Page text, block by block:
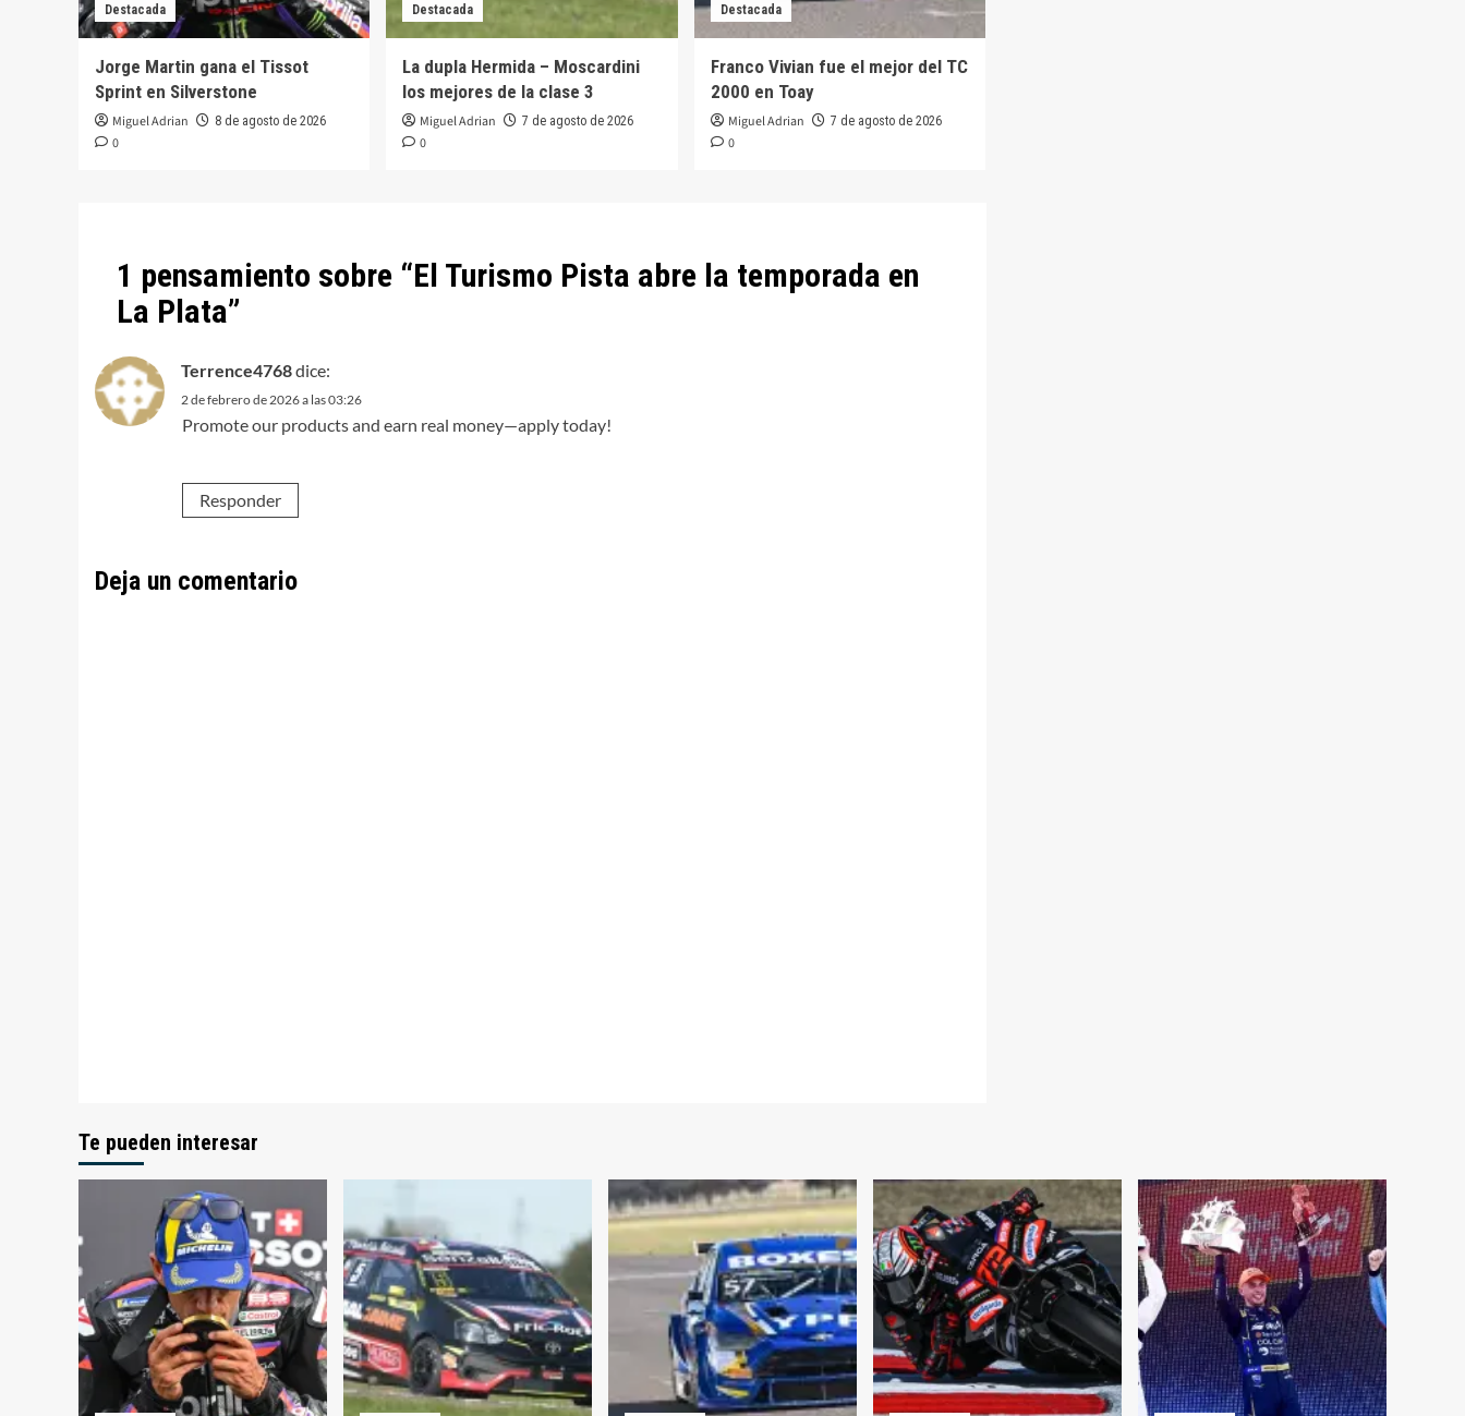
Destacada
Jorge Martin gana el Tissot
Sprint en Silverstone
Miguel Adrian 8 de agosto de 2026
0
Destacada
La dupla Hermida – Moscardini
los mejores de la clase 3
Miguel Adrian 7 de agosto de 2026
0
Destacada
Franco Vivian fue el mejor del TC
2000 en Toay
Miguel Adrian 7 de agosto de 2026
0
1 pensamiento sobre “El Turismo Pista abre la temporada en
La Plata”
Terrence4768dice:
2 de febrero de 2026 a las 03:26
Promote our products and earn real money—apply today!
Responder
Deja un comentario
Te pueden interesar